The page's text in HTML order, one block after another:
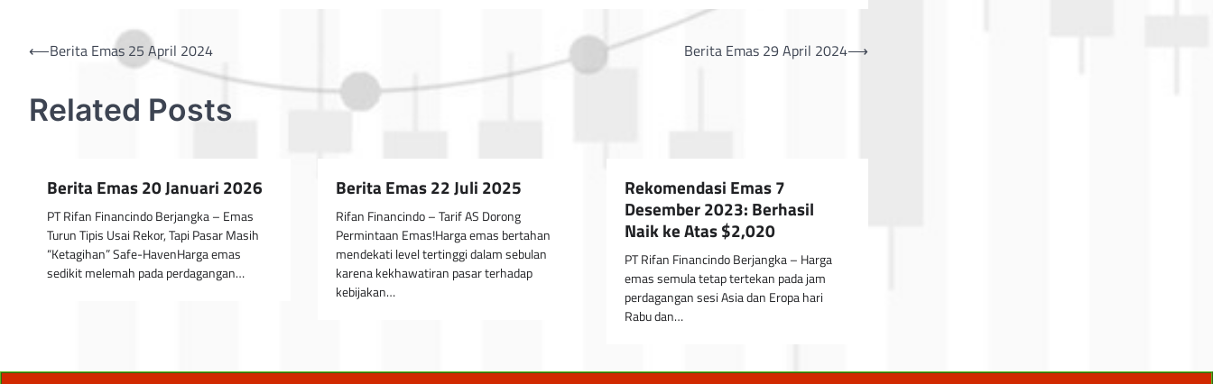
Post
⟵Berita Emas 25 April 2024 Berita Emas 29 April 2024⟶
Related Posts
Berita Emas 20 Januari 2026
PT Rifan Financindo Berjangka – Emas
Turun Tipis Usai Rekor, Tapi Pasar Masih
“Ketagihan” Safe-HavenHarga emas
sedikit melemah pada perdagangan…
Berita Emas 22 Juli 2025
Rifan Financindo – Tarif AS Dorong
Permintaan Emas!Harga emas bertahan
mendekati level tertinggi dalam sebulan
karena kekhawatiran pasar terhadap
kebijakan…
Rekomendasi Emas 7
Desember 2023: Berhasil
Naik ke Atas $2,020
PT Rifan Financindo Berjangka – Harga
emas semula tetap tertekan pada jam
perdagangan sesi Asia dan Eropa hari
Rabu dan…